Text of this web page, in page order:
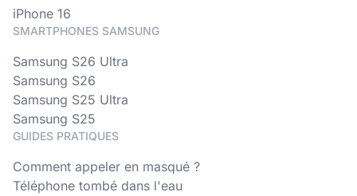
iPhone 16
SMARTPHONES SAMSUNG
Samsung S26 Ultra
Samsung S26
Samsung S25 Ultra
Samsung S25
GUIDES PRATIQUES
Comment appeler en masqué ?
Téléphone tombé dans l'eau